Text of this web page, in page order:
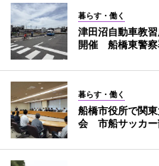
暮らす・働く
津田沼自動車教
開催 船橋東警察
暮らす・働く
船橋市役所で関
会 市船サッカー